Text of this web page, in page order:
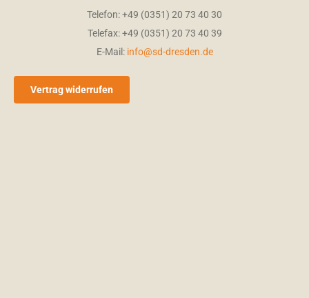
Telefon: +49 (0351) 20 73 40 30
Telefax: +49 (0351) 20 73 40 39
E-Mail: info@sd-dresden.de
Vertrag widerrufen